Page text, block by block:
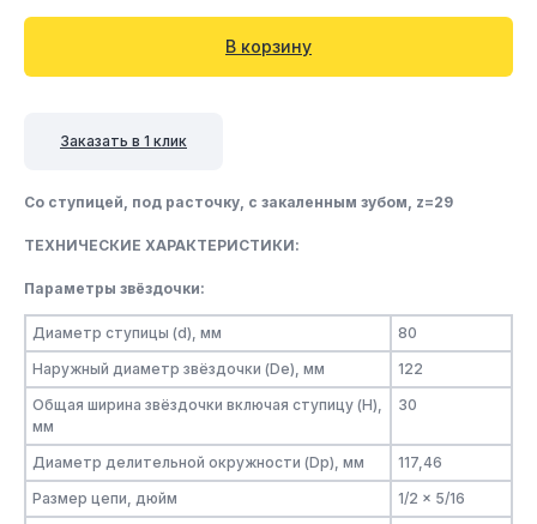
В корзину
Заказать в 1 клик
Со ступицей, под расточку, c закаленным зубом, z=29
ТЕХНИЧЕСКИЕ ХАРАКТЕРИСТИКИ:
Параметры звёздочки:
Диаметр ступицы (d), мм
80
Наружный диаметр звёздочки (De), мм
122
Общая ширина звёздочки включая ступицу (H),
мм
30
Диаметр делительной окружности (Dp), мм
117,46
Размер цепи, дюйм
1/2 x 5/16